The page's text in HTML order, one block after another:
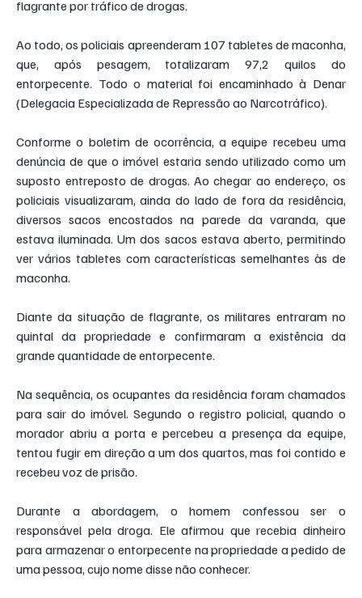
flagrante por tráfico de drogas.
Ao todo, os policiais apreenderam 107 tabletes de maconha,
que, após pesagem, totalizaram 97,2 quilos do
entorpecente. Todo o material foi encaminhado à Denar
(Delegacia Especializada de Repressão ao Narcotráfico).
Conforme o boletim de ocorrência, a equipe recebeu uma
denúncia de que o imóvel estaria sendo utilizado como um
suposto entreposto de drogas. Ao chegar ao endereço, os
policiais visualizaram, ainda do lado de fora da residência,
diversos sacos encostados na parede da varanda, que
estava iluminada. Um dos sacos estava aberto, permitindo
ver vários tabletes com características semelhantes às de
maconha.
Diante da situação de flagrante, os militares entraram no
quintal da propriedade e confirmaram a existência da
grande quantidade de entorpecente.
Na sequência, os ocupantes da residência foram chamados
para sair do imóvel. Segundo o registro policial, quando o
morador abriu a porta e percebeu a presença da equipe,
tentou fugir em direção a um dos quartos, mas foi contido e
recebeu voz de prisão.
Durante a abordagem, o homem confessou ser o
responsável pela droga. Ele afirmou que recebia dinheiro
para armazenar o entorpecente na propriedade a pedido de
uma pessoa, cujo nome disse não conhecer.